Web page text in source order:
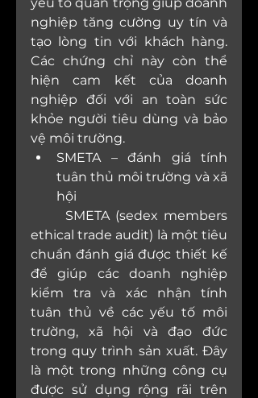
nghiệp tăng cường uy tín và
tạo lòng tin với khách hàng.
Các chứng chỉ này còn thể
hiện cam kết của doanh
nghiệp đối với an toàn sức
khỏe người tiêu dùng và bảo
vệ môi trường.
SMETA – đánh giá tính
tuân thủ môi trường và xã
hội
ethical trade audit) là một tiêu
chuẩn đánh giá được thiết kế
để giúp các doanh nghiệp
kiểm tra và xác nhận tính
tuân thủ về các yếu tố môi
trường, xã hội và đạo đức
trong quy trình sản xuất. Đây
là một trong những công cụ
được sử dụng rộng rãi trên